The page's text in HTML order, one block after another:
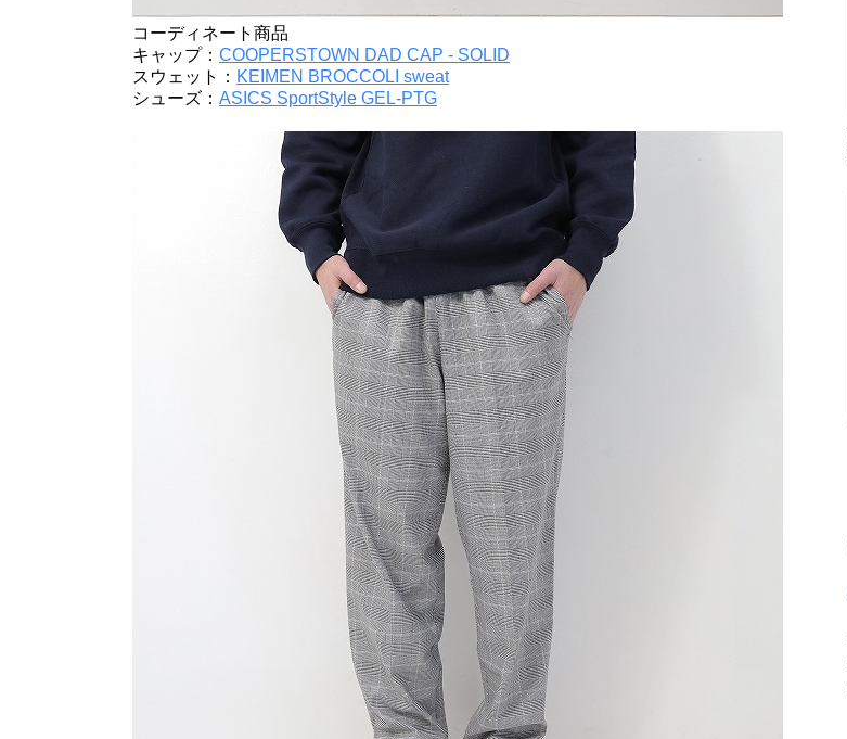
コーディネート商品
キャップ： COOPERSTOWN DAD CAP - SOLID
スウェット： KEIMEN BROCCOLI sweat
シューズ： ASICS SportStyle GEL-PTG